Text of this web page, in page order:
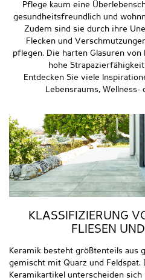
Pflege kaum eine
gesundheitsfreundlich und
Zudem sind sie durch ihre
Flecken und
pflegen. Die harten Glasuren
hohe
Entdecken Sie viele
Lebensraums, Wellness-
KLASSIFIZIERUNG
FLIESEN
Keramik besteht größtenteils aus
gemischt mit Quarz und Feldspat.
Keramikartikel unterscheiden